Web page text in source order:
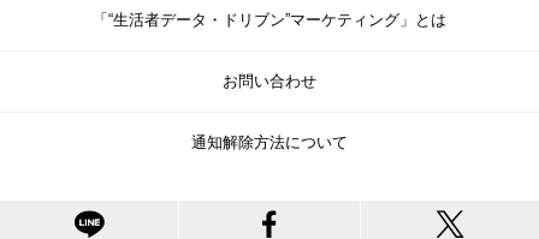
「“生活者データ・ドリブン”マーケティング」とは
お問い合わせ
通知解除方法について
© Copyright Hakuhodo DY Holdings Inc. All rights reserved.